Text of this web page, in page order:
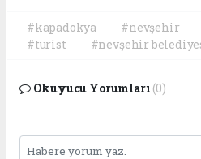
#kapadokya #nevşehir
#turist
#nevşehir
Okuyucu Yorumları (0)